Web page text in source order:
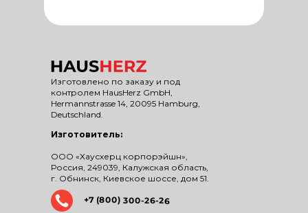
Изготовлено по заказу и под
контролем HausHerz GmbH,
Hermannstrasse 14, 20095 Hamburg,
Deutschland.
+7 (800) 300-26-26
Изготовитель:
ООО «Хаусхерц корпорэйшн»,
Россия, 249039, Калужская область,
г. Обнинск, Киевское шоссе, дом 51.